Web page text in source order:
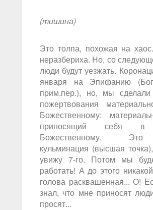
(тишина)
Это толпа, похожая на
неразбериха. Но, со
люди будут уезжать.
января на Эпифанию
прим.пер.), но, мы сделали
пожертвования
Божественному:
приносящий себя в
Божественному.
кульминация (высшая
увижу 7-го. Потом мы
работать! А до этого
голова расквашенная... О!
знал, что мне приносят
просят...